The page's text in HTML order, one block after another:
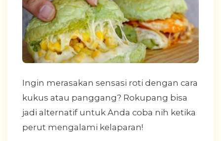
Ingin merasakan sensasi roti dengan cara
kukus atau panggang? Rokupang bisa
jadi alternatif untuk Anda coba nih ketika
perut mengalami kelaparan!